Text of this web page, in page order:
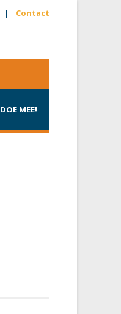
| Contact
DOE MEE!